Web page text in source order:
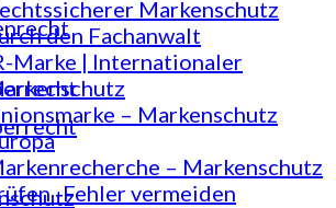
Markenschutz
den Fachanwalt
Marke | Internationaler
– Markenschutz
– Markenschutz
-Fehler vermeiden